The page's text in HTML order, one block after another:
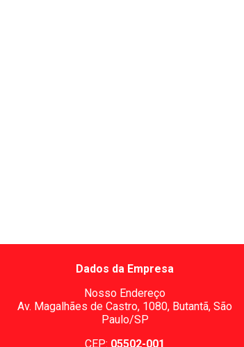
Dados da Empresa
Nosso Endereço
Av. Magalhães de Castro, 1080, Butantã, São
Paulo/SP
CEP: 05502-001